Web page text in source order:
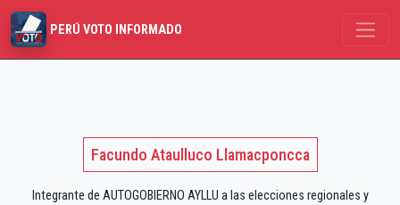
PERÚ VOTO INFORMADO
Facundo Ataulluco Llamacponcca
Integrante de AUTOGOBIERNO AYLLU a las elecciones regionales y